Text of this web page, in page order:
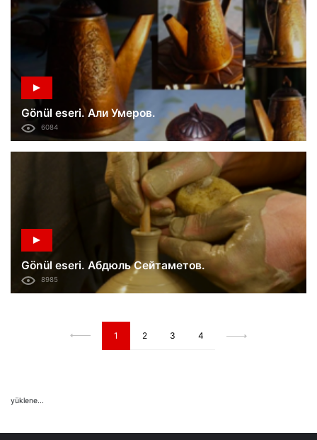
Gönül eseri. Али Умеров.
6084
Gönül eseri. Абдюль Сейтаметов.
8985
1 2 3 4
yüklene...